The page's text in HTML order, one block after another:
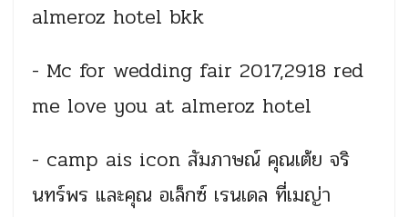
almeroz hotel bkk
- Mc for wedding fair 2017,2918 red
me love you at almeroz hotel
- camp ais icon สัมภาษณ์ คุณเต้ย จริ
นทร์พร และคุณ อเล็กซ์ เรนเดล ที่เมญ่า